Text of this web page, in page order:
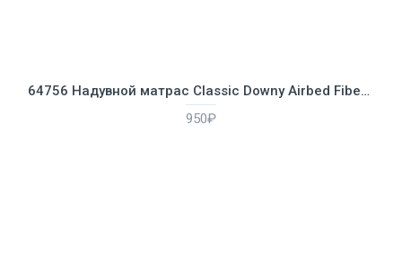
64756 Надувной матрас Classic Downy Airbed Fiber-Tech, 76х191х25см
950₽